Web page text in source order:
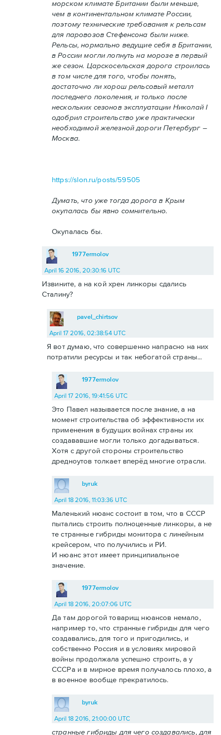
морском климате Британии были меньше,
чем в континентальном климате России,
поэтому технические требования к рельсам
для паровозов Стефенсона были ниже.
Рельсы, нормально ведущие себя в Британии,
в России могли лопнуть на морозе в первый
же сезон. Царскосельская дорога строилась
в том числе для того, чтобы понять,
достаточно ли хорош рельсовый металл
последнего поколения, и только после
нескольких сезонов эксплуатации Николай I
одобрил строительство уже практически
необходимой железной дороги Петербург –
Москва.
https://slon.ru/posts/59505
Думать, что уже тогда дорога в Крым
окупалась бы явно сомнительно.
Окупалась бы.
1977ermolov
April 16 2016, 20:30:16 UTC
Извините, а на кой хрен линкоры сдались
Сталину?
pavel_chirtsov
April 17 2016, 02:38:54 UTC
Я вот думаю, что совершенно напрасно на них
потратили ресурсы и так небогатой страны...
1977ermolov
April 17 2016, 19:41:56 UTC
Это Павел называется после знание, а на
момент строительства об эффективности их
применения в будущих войнах страны их
создававшие могли только догадываться.
Хотя с другой стороны строительство
дредноутов толкает вперёд многие отрасли.
byruk
April 18 2016, 11:03:36 UTC
Маленький нюанс состоит в том, что в СССР
пытались строить полноценные линкоры, а не
те странные гибриды монитора с линейным
крейсером, что получились и РИ.
И нюанс этот имеет принципиальное
значение.
1977ermolov
April 18 2016, 20:07:06 UTC
Да там дорогой товарищ нюансов немало,
например то, что странные гибриды для чего
создавались, для того и пригодились, и
собственно Россия и в условиях мировой
войны продолжала успешно строить, а у
СССРа и в мирное время получалось плохо, а
в военное вообще прекратилось.
byruk
April 18 2016, 21:00:00 UTC
странные гибриды для чего создавались, для